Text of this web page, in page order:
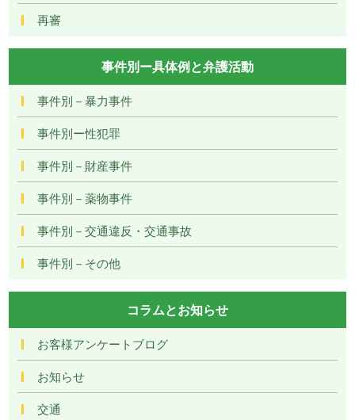
再審
事件別ー具体例と弁護活動
事件別－暴力事件
事件別ー性犯罪
事件別－財産事件
事件別－薬物事件
事件別－交通違反・交通事故
事件別－その他
コラムとお知らせ
お客様アンケートブログ
お知らせ
交通